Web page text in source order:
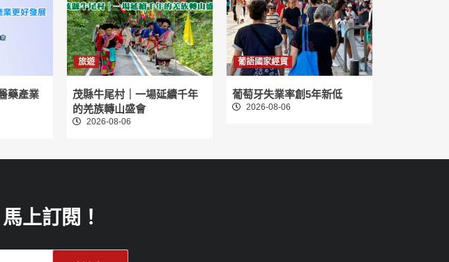
藥產業
旅遊
茂縣牛尾村｜一場延續千年
的羌族轉山盛會
2026-08-06
葡語國家經貿
葡萄牙失業率創5年新低
2026-08-06
上訂閱！